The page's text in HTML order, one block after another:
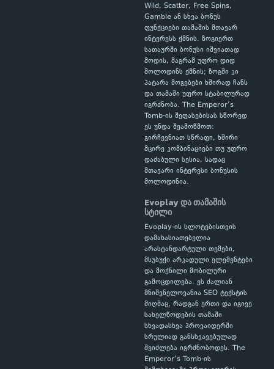
Wild, Scatter, Free Spins,
Gamble ან სხვა ბონუს
ფუნქციები თამაშის მთავარ
ინტერესს ქმნის. ზოგიერთ
სათაურში ბონუსი იშვიათად
მოდის, მაგრამ უფრო დიდ
მოლოდინს ქმნის; ზოგში კი
პატარა მოგებები ხშირად ჩანს
და თამაში უფრო სტაბილურად
იგრძნობა. The Emperor’s
Tomb-ის შეფასებისას სწორედ
ეს უნდა შეამოწმოთ:
გირჩევნიათ სწრაფი, ხშირი
მცირე კომბინაციები თუ უფრო
დაძაბული სესია, სადაც
მთავარი ინტერესი ბონუსის
მოლოდინია.
Evoplay და თამაშის
სტილი
Evoplay-ის სლოტებისთვის
დამახასიათებელია
არასტანდარტული თემები,
მსუბუქი არკადული ელემენტები
და მოქნილი მობილური
გამოცდილება. ეს ძალიან
მნიშვნელოვანია SEO ტექსტის
მიღმაც, რადგან ერთი და იგივე
სახელწოდების თამაში
სხვადასხვა პროვაიდერში
სრულიად განსხვავებულად
შეიძლება იგრძნობოდეს. The
Emperor’s Tomb-ის